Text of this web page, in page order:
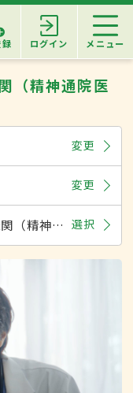
ログイン メニュー
（精神通院医
変更
変更
指定自立支援医療機関（精神通院医療） 選択